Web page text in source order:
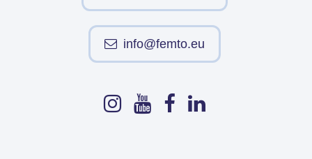
info@femto.eu